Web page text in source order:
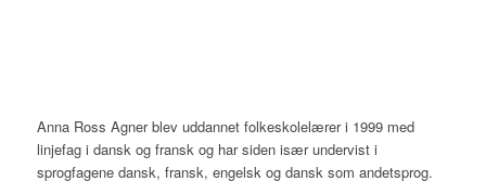
Anna Ross Agner blev uddannet folkeskolelærer i 1999 med
linjefag i dansk og fransk og har siden især undervist i
sprogfagene dansk, fransk, engelsk og dansk som andetsprog.